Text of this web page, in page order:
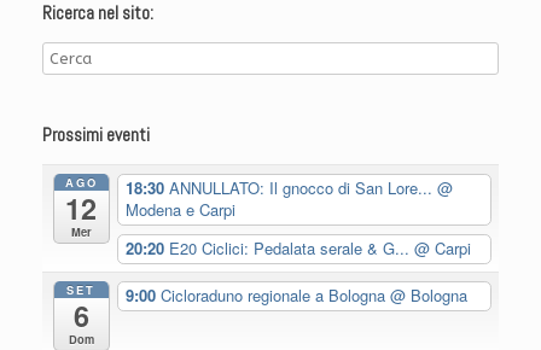
Ricerca nel sito:
Prossimi eventi
AGO
12
Mer
18:30 ANNULLATO: Il gnocco di San Lore... @
Modena e Carpi
20:20 E20 Ciclici: Pedalata serale & G... @ Carpi
SET
6
Dom
9:00 Cicloraduno regionale a Bologna @ Bologna